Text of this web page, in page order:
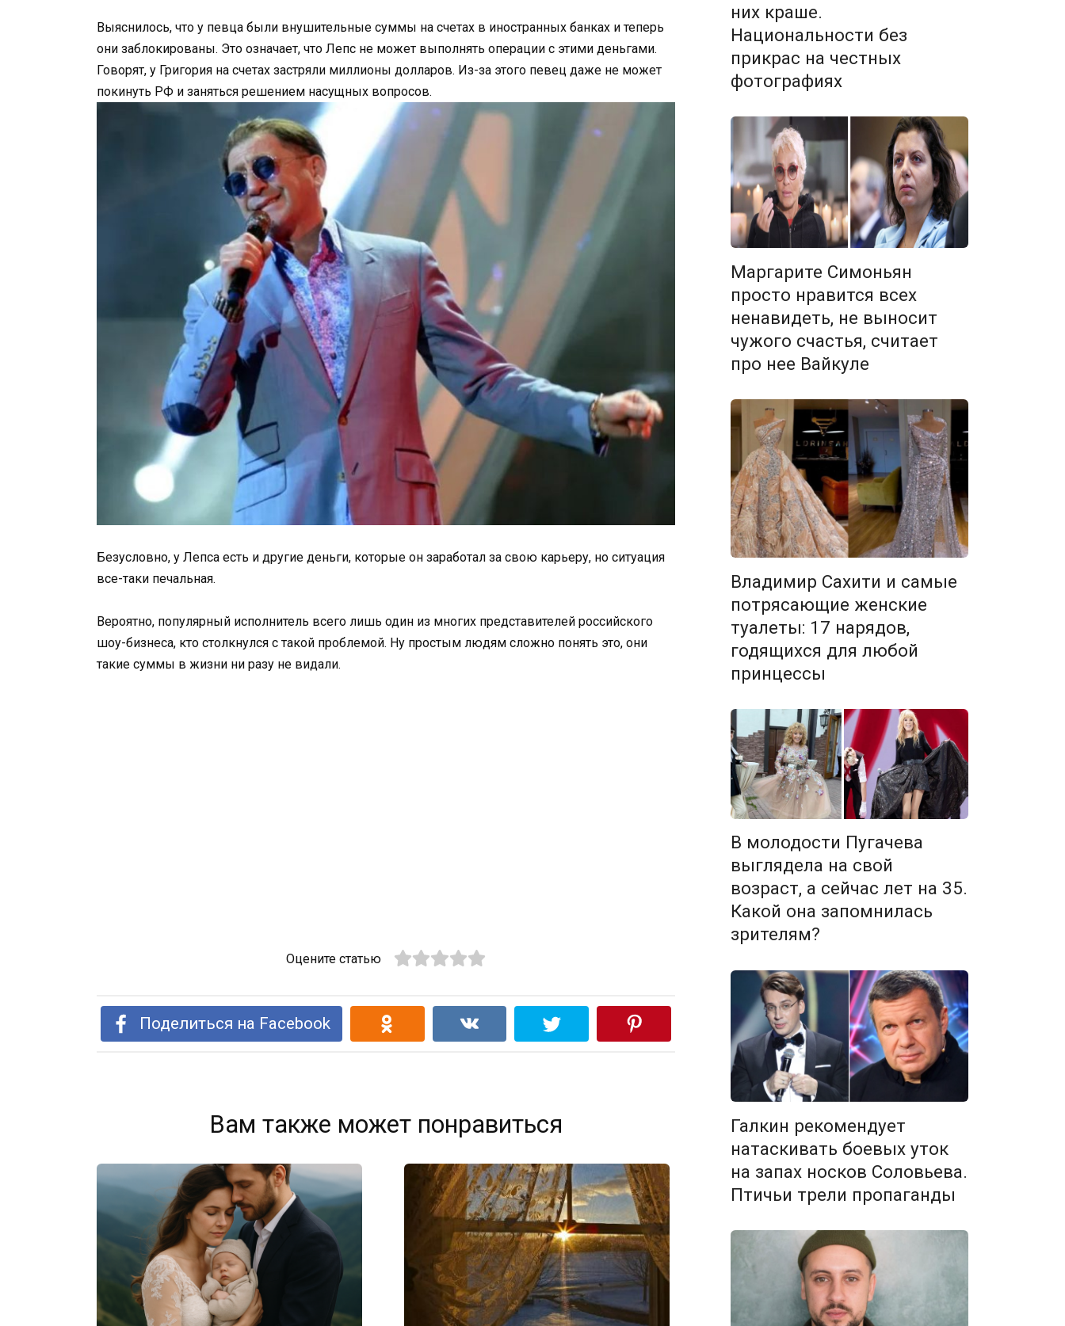
Выяснилось, что у певца были внушительные суммы на счетах в иностранных банках и теперь
они заблокированы. Это означает, что Лепс не может выполнять операции с этими деньгами.
Говорят, у Григория на счетах застряли миллионы долларов. Из-за этого певец даже не может
покинуть РФ и заняться решением насущных вопросов.
Безусловно, у Лепса есть и другие деньги, которые он заработал за свою карьеру, но ситуация
все-таки печальная.
Вероятно, популярный исполнитель всего лишь один из многих представителей российского
шоу-бизнеса, кто столкнулся с такой проблемой. Ну простым людям сложно понять это, они
такие суммы в жизни ни разу не видали.
Оцените статью
Поделиться на Facebook
Вам также может понравиться
них краше.
Национальности без
прикрас на честных
фотографиях
Маргарите Симоньян
просто нравится всех
ненавидеть, не выносит
чужого счастья, считает
про нее Вайкуле
Владимир Сахити и самые
потрясающие женские
туалеты: 17 нарядов,
годящихся для любой
принцессы
В молодости Пугачева
выглядела на свой
возраст, а сейчас лет на 35.
Какой она запомнилась
зрителям?
Галкин рекомендует
натаскивать боевых уток
на запах носков Соловьева.
Птичьи трели пропаганды